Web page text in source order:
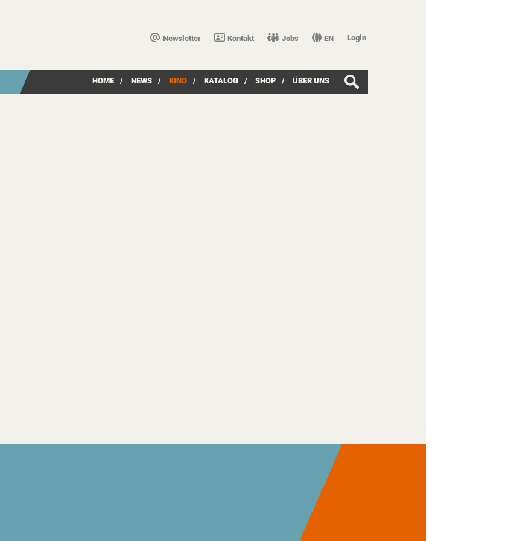
Newsletter Kontakt Jobs EN Login
HOME / NEWS / KINO / KATALOG / SHOP / ÜBER UNS